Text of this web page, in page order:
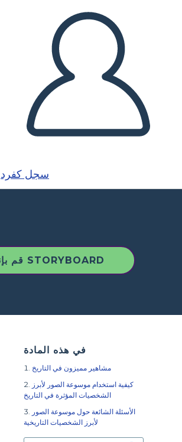
سجل كفرد
قم بإنشاء STORYBOARD
في هذه المادة
مشاهير مميزون في التاريخ
كيفية استخدام موسوعة الصور لأبرز
الشخصيات المؤثرة في التاريخ
الأسئلة الشائعة حول موسوعة الصور
لأبرز الشخصيات التاريخية